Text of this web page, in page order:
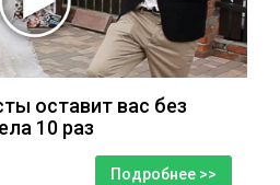
оставит вас без
10 раз
Подробнее >>